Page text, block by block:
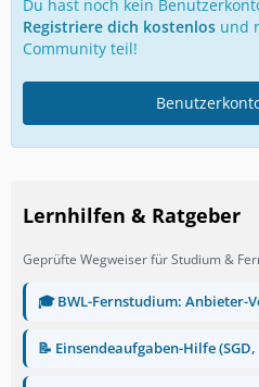
Du hast noch kein
Registriere dich kostenlos und
Community teil!
Lernhilfen & Ratgeber
Geprüfte Wegweiser für Studium &
🎓 BWL-Fernstudium: Anbieter-
📝 Einsendeaufgaben-Hilfe (SGD,